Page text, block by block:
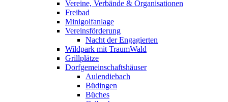
Vereine, Verbände & Organisationen
Freibad
Minigolfanlage
Vereinsförderung
Nacht der Engagierten
Wildpark mit TraumWald
Grillplätze
Dorfgemeinschaftshäuser
Aulendiebach
Büdingen
Büches